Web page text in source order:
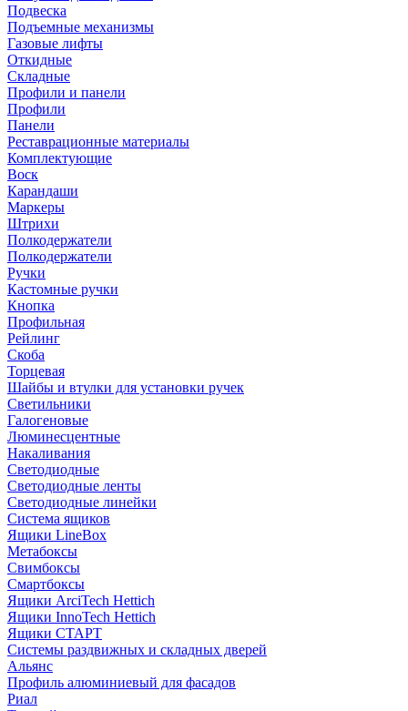
Подвеска
Подъемные механизмы
Газовые лифты
Откидные
Складные
Профили и панели
Профили
Панели
Реставрационные материалы
Комплектующие
Воск
Карандаши
Маркеры
Штрихи
Полкодержатели
Полкодержатели
Ручки
Кастомные ручки
Кнопка
Профильная
Рейлинг
Скоба
Торцевая
Шайбы и втулки для установки ручек
Светильники
Галогеновые
Люминесцентные
Накаливания
Светодиодные
Светодиодные ленты
Светодиодные линейки
Система ящиков
Ящики LineBox
Метабоксы
Свимбоксы
Смартбоксы
Ящики ArciTech Hettich
Ящики InnoTech Hettich
Ящики СТАРТ
Системы раздвижных и складных дверей
Альянс
Профиль алюминиевый для фасадов
Риал